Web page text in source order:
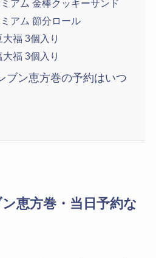
アム 金棒クッキーサンド
アム 節分ロール
福 3個入り
福 3個入り
ブン恵方巻の予約はいつ
恵方巻・当日予約な